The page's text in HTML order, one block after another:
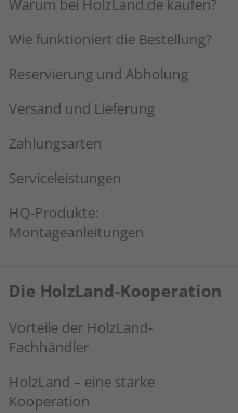
Warum bei HolzLand.de kaufen?
Wie funktioniert die Bestellung?
Reservierung und Abholung
Versand und Lieferung
Zahlungsarten
Serviceleistungen
HQ-Produkte:
Montageanleitungen
Die HolzLand-Kooperation
Vorteile der HolzLand-
Fachhändler
HolzLand – eine starke
Kooperation